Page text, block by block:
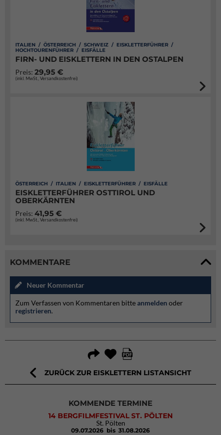
ITALIEN / ÖSTERREICH / SCHWEIZ / EISKLETTERFÜHRER /
HOCHTOURENFÜHRER / EISFÄLLE
FIRN- UND EISKLETTERN IN DEN OSTALPEN
Preis: 29,95 €
(inkl. MwSt., Versandkostenfrei)
ÖSTERREICH / ITALIEN / EISKLETTERFÜHRER / EISFÄLLE
EISKLETTERFÜHRER OSTTIROL UND
OBERKÄRNTEN
Preis: 41,95 €
(inkl. MwSt., Versandkostenfrei)
KOMMENTARE
Neuer Kommentar
Zum Verfassen von Kommentaren bitteanmelden oder
registrieren.
ZURÜCK ZUR EISKLETTERN LISTANSICHT
KOMMENDE TERMINE
14 BERGFILMFESTIVAL ST. PÖLTEN
St. Pölten
09.07.2026 bis 31.08.2026